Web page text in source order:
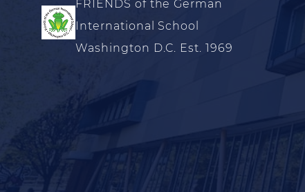
FRIENDS of the German
International School
Washington D.C. Est. 1969